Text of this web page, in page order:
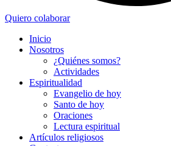
Quiero colaborar
Inicio
Nosotros
¿Quiénes somos?
Actividades
Espiritualidad
Evangelio de hoy
Santo de hoy
Oraciones
Lectura espiritual
Artículos religiosos